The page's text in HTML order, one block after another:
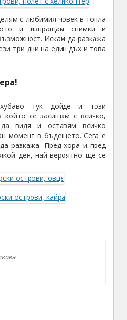
с любимия човек в топла
и изпращам снимки и
Искам да разкажа
три дни на един дъх и това
тук дойде и този
който се засищам с всичко,
видя и оставям всичко
момент в бъдещето. Сега е
разкажа. Пред хора и пред
ден, най-вероятно ще се